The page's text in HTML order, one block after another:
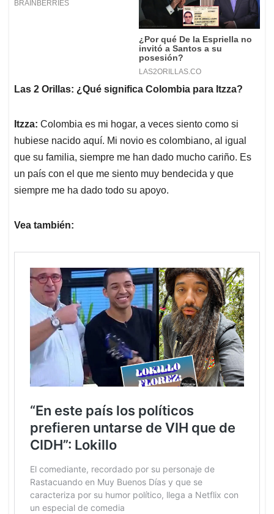
Las 2 Orillas: ¿Qué significa Colombia para Itzza?
Itzza: Colombia es mi hogar, a veces siento como si
hubiese nacido aquí. Mi novio es colombiano, al igual
que su familia, siempre me han dado mucho cariño. Es
un país con el que me siento muy bendecida y que
siempre me ha dado todo su apoyo.
Vea también: